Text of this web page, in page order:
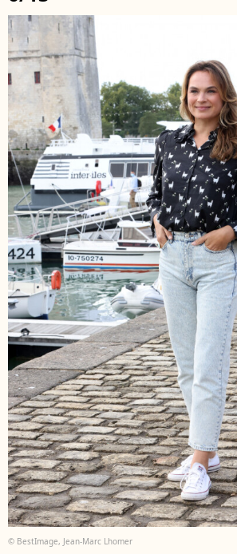
© BestImage, Jean-Marc Lhomer